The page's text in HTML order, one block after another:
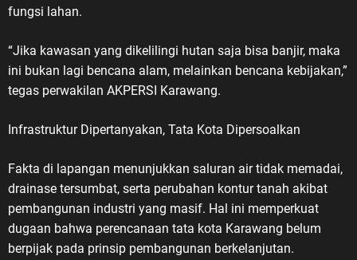
fungsi lahan.
“Jika kawasan yang dikelilingi hutan saja bisa banjir, maka
ini bukan lagi bencana alam, melainkan bencana kebijakan,”
tegas perwakilan AKPERSI Karawang.
Infrastruktur Dipertanyakan, Tata Kota Dipersoalkan
Fakta di lapangan menunjukkan saluran air tidak memadai,
drainase tersumbat, serta perubahan kontur tanah akibat
pembangunan industri yang masif. Hal ini memperkuat
dugaan bahwa perencanaan tata kota Karawang belum
berpijak pada prinsip pembangunan berkelanjutan.